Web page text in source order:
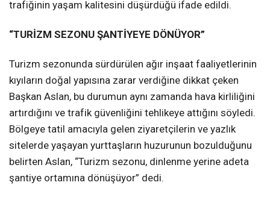
trafiğinin yaşam kalitesini düşürdüğü ifade edildi.
“TURİZM SEZONU ŞANTİYEYE DÖNÜYOR”
Turizm sezonunda sürdürülen ağır inşaat faaliyetlerinin
kıyıların doğal yapısına zarar verdiğine dikkat çeken
Başkan Aslan, bu durumun aynı zamanda hava kirliliğini
artırdığını ve trafik güvenliğini tehlikeye attığını söyledi.
Bölgeye tatil amacıyla gelen ziyaretçilerin ve yazlık
sitelerde yaşayan yurttaşların huzurunun bozulduğunu
belirten Aslan, “Turizm sezonu, dinlenme yerine adeta
şantiye ortamına dönüşüyor” dedi.